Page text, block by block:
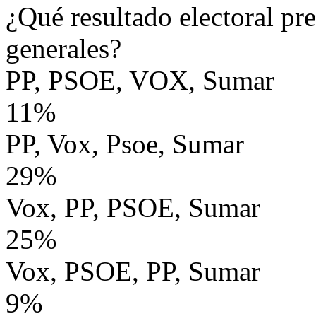
¿Qué resultado electoral
generales?
PP, PSOE, VOX, Sumar
11%
PP, Vox, Psoe, Sumar
29%
Vox, PP, PSOE, Sumar
25%
Vox, PSOE, PP, Sumar
9%